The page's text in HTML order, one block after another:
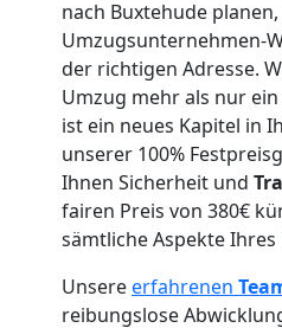
nach Buxtehude
Umzugsunternehmen-
der richtigen Adresse.
Umzug mehr als nur
ist ein neues Kapitel in
unserer 100%
Ihnen Sicherheit und
fairen Preis von 380€
sämtliche Aspekte Ihres
Unsereerfahrenen
reibungslose
Wiener
Neustadt
Wiener
Neustadt